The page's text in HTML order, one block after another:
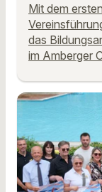
Mit dem
das
im Amberger